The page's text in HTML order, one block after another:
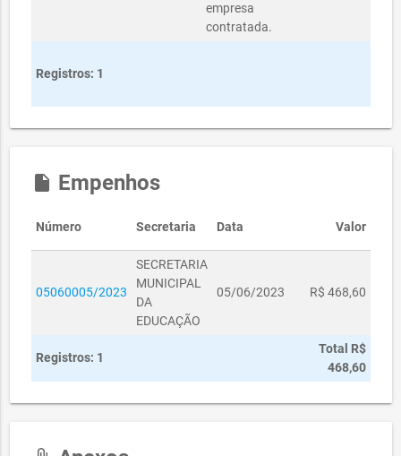
empresa
contratada.
Registros: 1
insert_drive_file Empenhos
Número Secretaria Data Valor
05060005/2023
SECRETARIA
MUNICIPAL
DA
EDUCAÇÃO
05/06/2023 R$ 468,60
Registros: 1
Total R$
468,60